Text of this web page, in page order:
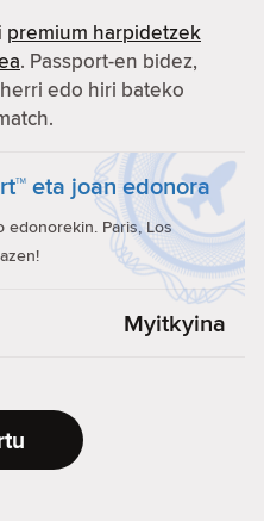
premium harpidetzek
. Passport-en bidez,
edo hiri bateko
eta joan edonora
edonorekin. Paris, Los
Myitkyina